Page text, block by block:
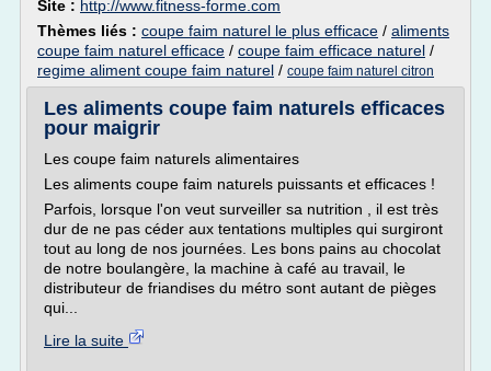
Site : http://www.fitness-forme.com
Thèmes liés : coupe faim naturel le plus efficace / aliments
coupe faim naturel efficace / coupe faim efficace naturel /
regime aliment coupe faim naturel / coupe faim naturel citron
Les aliments coupe faim naturels efficaces
pour maigrir
Les coupe faim naturels alimentaires
Les aliments coupe faim naturels puissants et efficaces !
Parfois, lorsque l'on veut surveiller sa nutrition , il est très
dur de ne pas céder aux tentations multiples qui surgiront
tout au long de nos journées. Les bons pains au chocolat
de notre boulangère, la machine à café au travail, le
distributeur de friandises du métro sont autant de pièges
qui...
Lire la suite